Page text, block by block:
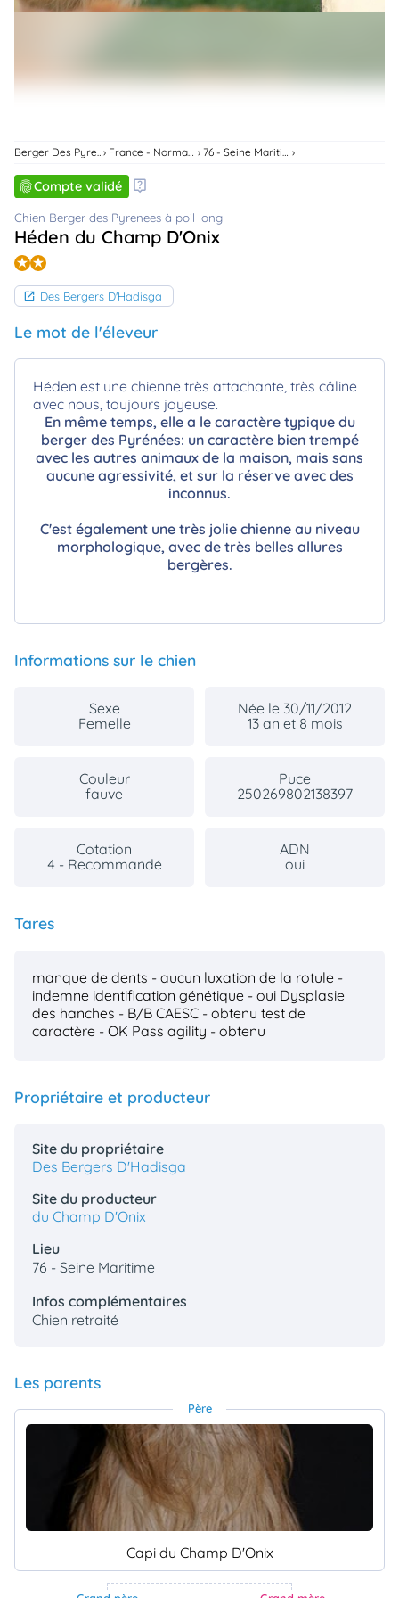
Compte validé
Chien Berger des Pyrenees à poil long
Héden du Champ D'Onix
Des Bergers D'Hadisga
Le mot de l'éleveur
Héden est une chienne très attachante, très câline
avec nous, toujours joyeuse.
En même temps, elle a le caractère typique du
berger des Pyrénées: un caractère bien trempé
avec les autres animaux de la maison, mais sans
aucune agressivité, et sur la réserve avec des
inconnus.
C'est également une très jolie chienne au niveau
morphologique, avec de très belles allures
bergères.
Informations sur le chien
Sexe
Femelle
Née le 30/11/2012
13 an et 8 mois
Couleur
fauve
Puce
250269802138397
Cotation
4 - Recommandé
ADN
oui
Tares
manque de dents - aucun luxation de la rotule -
indemne identification génétique - oui Dysplasie
des hanches - B/B CAESC - obtenu test de
caractère - OK Pass agility - obtenu
Propriétaire et producteur
Site du propriétaire
Des Bergers D'Hadisga
Site du producteur
du Champ D'Onix
Lieu
76 - Seine Maritime
Infos complémentaires
Chien retraité
Les parents
Père
Capi du Champ D'Onix